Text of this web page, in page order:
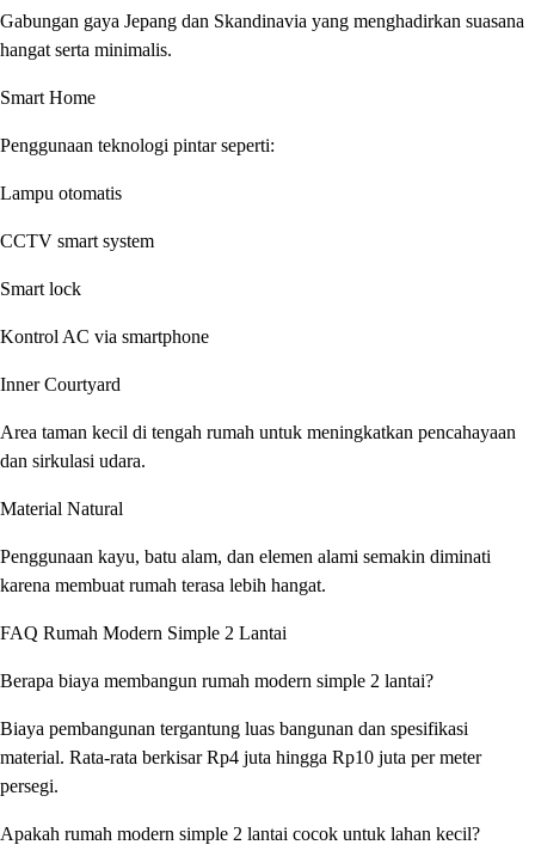
Gabungan gaya Jepang dan Skandinavia yang menghadirkan suasana
hangat serta minimalis.
Smart Home
Penggunaan teknologi pintar seperti:
Lampu otomatis
CCTV smart system
Smart lock
Kontrol AC via smartphone
Inner Courtyard
Area taman kecil di tengah rumah untuk meningkatkan pencahayaan
dan sirkulasi udara.
Material Natural
Penggunaan kayu, batu alam, dan elemen alami semakin diminati
karena membuat rumah terasa lebih hangat.
FAQ Rumah Modern Simple 2 Lantai
Berapa biaya membangun rumah modern simple 2 lantai?
Biaya pembangunan tergantung luas bangunan dan spesifikasi
material. Rata-rata berkisar Rp4 juta hingga Rp10 juta per meter
persegi.
Apakah rumah modern simple 2 lantai cocok untuk lahan kecil?